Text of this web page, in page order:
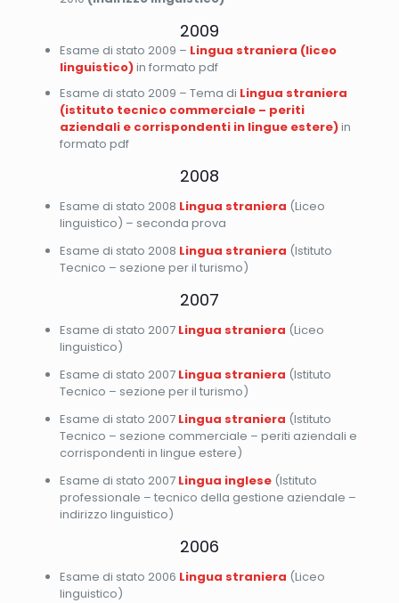
2009
Esame di stato 2009 – Lingua straniera (liceo
linguistico)in formato pdf
Esame di stato 2009 – Tema di Lingua straniera
(istituto tecnico commerciale – periti
aziendali e corrispondenti in lingue estere)in
formato pdf
2008
Esame di stato 2008 Lingua straniera (Liceo
linguistico) – seconda prova
Esame di stato 2008 Lingua straniera (Istituto
Tecnico – sezione per il turismo)
2007
Esame di stato 2007 Lingua straniera (Liceo
linguistico)
Esame di stato 2007 Lingua straniera (Istituto
Tecnico – sezione per il turismo)
Esame di stato 2007 Lingua straniera (Istituto
Tecnico – sezione commerciale – periti aziendali e
corrispondenti in lingue estere)
Esame di stato 2007 Lingua inglese(Istituto
professionale – tecnico della gestione aziendale –
indirizzo linguistico)
2006
Esame di stato 2006 Lingua straniera (Liceo
linguistico)